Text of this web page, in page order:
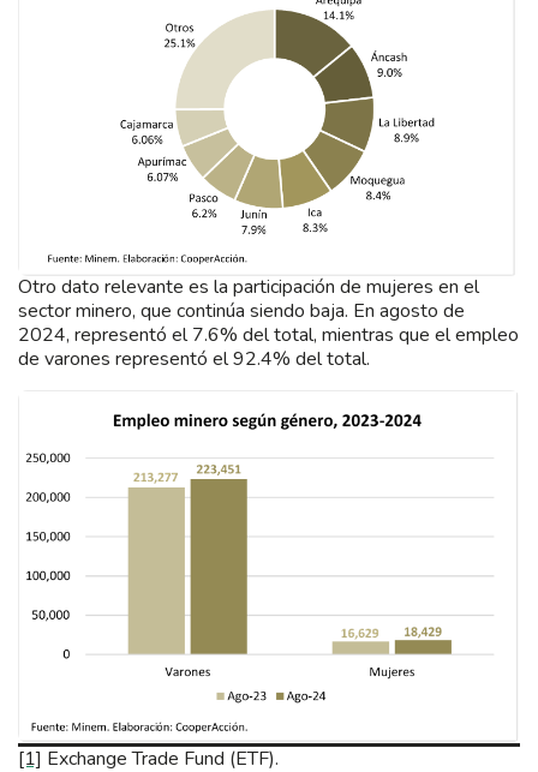
Otro dato relevante es la participación de mujeres en el
sector minero, que continúa siendo baja. En agosto de
2024, representó el 7.6% del total, mientras que el empleo
de varones representó el 92.4% del total.
[1] Exchange Trade Fund (ETF).